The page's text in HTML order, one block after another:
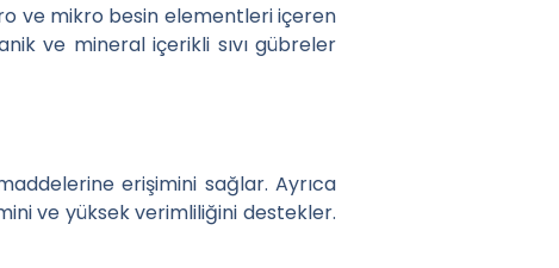
ve mikro besin elementleri içeren
ve mineral içerikli sıvı gübreler
erişimini sağlar. Ayrıca
ve yüksek verimliliğini destekler.